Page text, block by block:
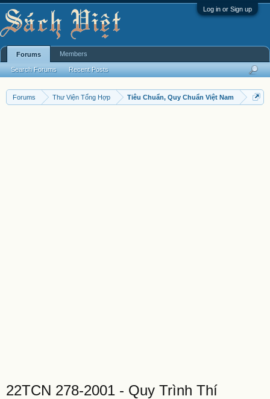
Log in or Sign up
Forums Thư Viện Tổng Hợp Tiêu Chuẩn, Quy Chuẩn Việt Nam
22TCN 278-2001 - Quy Trình Thí
Forums
Search Forums Recent Posts
Members